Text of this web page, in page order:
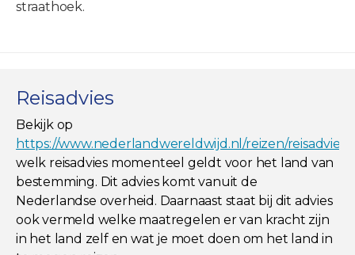
straathoek.
Reisadvies
Bekijk op
https://www.nederlandwereldwijd.nl/reizen/
welk reisadvies momenteel geldt voor het land van
bestemming. Dit advies komt vanuit de
Nederlandse overheid. Daarnaast staat bij dit advies
ook vermeld welke maatregelen er van kracht zijn
in het land zelf en wat je moet doen om het land in